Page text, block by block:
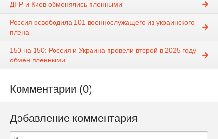
ДНР и Киев обменялись пленными
Россия освободила 101 военнослужащего из украинского
плена
150 на 150: Россия и Украина провели второй в 2025 году
обмен пленными
Комментарии (0)
Добавление комментария